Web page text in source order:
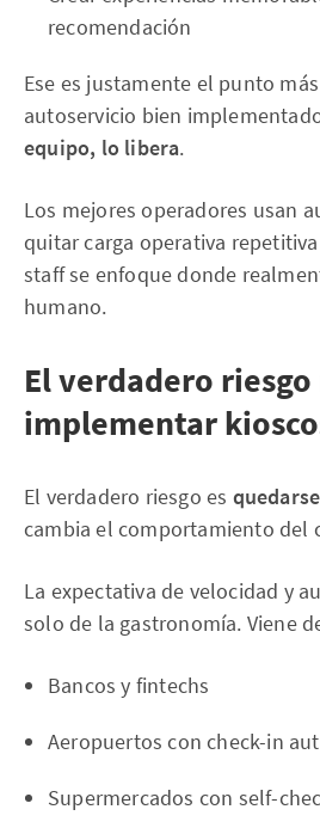
recomendación
Ese es justamente el punto
autoservicio bien
equipo, lo libera.
Los mejores operadores usan
quitar carga operativa
staff se enfoque donde
humano.
El verdadero riesgo
implementar
El verdadero riesgo es
cambia el comportamiento del
La expectativa de velocidad y
solo de la gastronomía. Viene
Bancos y fintechs
Aeropuertos con check-in
Supermercados con self-